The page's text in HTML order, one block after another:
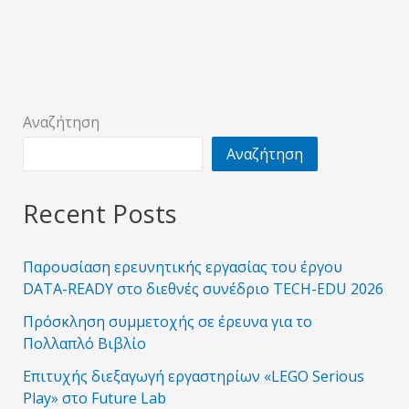
Αναζήτηση
Αναζήτηση
Recent Posts
Παρουσίαση ερευνητικής εργασίας του έργου
DATA-READY στο διεθνές συνέδριο TECH-EDU 2026
Πρόσκληση συμμετοχής σε έρευνα για το
Πολλαπλό Βιβλίο
Επιτυχής διεξαγωγή εργαστηρίων «LEGO Serious
Play» στο Future Lab